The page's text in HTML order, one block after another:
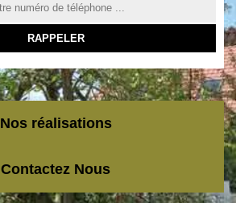
Nos réalisations
Contactez Nous